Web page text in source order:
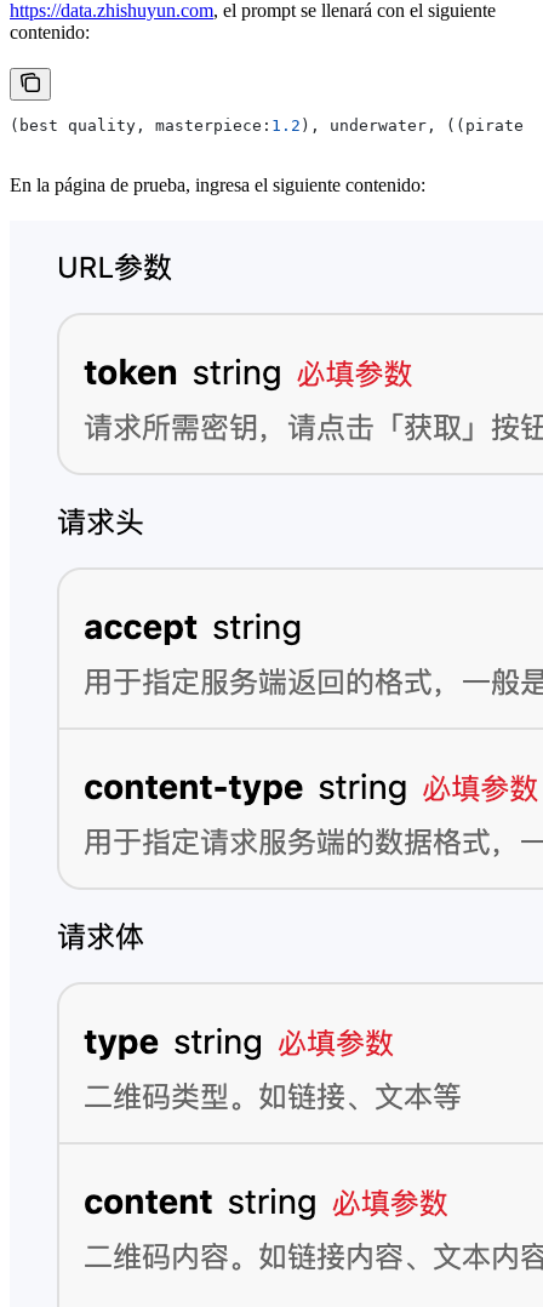
https://data.zhishuyun.com, el prompt se llenará con el siguiente
contenido:
( best quality , masterpiece : 1.2 ), underwater , (( pirate
En la página de prueba, ingresa el siguiente contenido: